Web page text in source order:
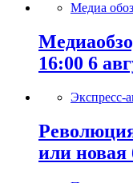
Медиа
16:00 6
Экспресс-
или новая